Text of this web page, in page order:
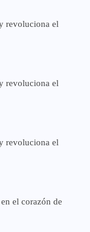
revoluciona el
revoluciona el
revoluciona el
el corazón de